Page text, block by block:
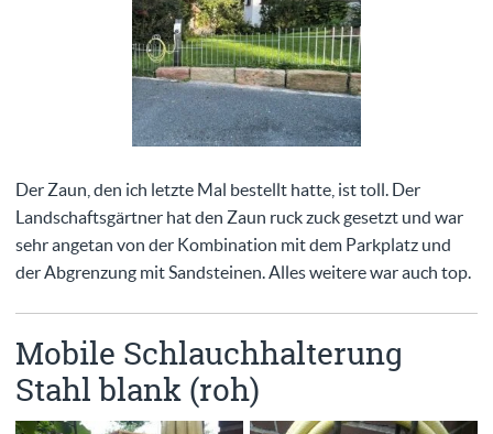
Der Zaun, den ich letzte Mal bestellt hatte, ist toll. Der
Landschaftsgärtner hat den Zaun ruck zuck gesetzt und war
sehr angetan von der Kombination mit dem Parkplatz und
der Abgrenzung mit Sandsteinen. Alles weitere war auch top.
Mobile Schlauchhalterung
Stahl blank (roh)